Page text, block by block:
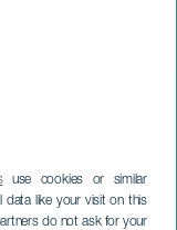
use cookies or similar
data like your visit on this
do not ask for your